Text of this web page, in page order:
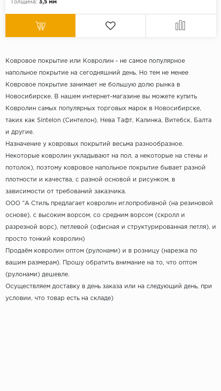
Толщина: 3,5 мм
Ковровое покрытие или Ковролин - не самое популярное
напольное покрытие на сегодняшний день. Но тем не менее
Ковровое покрытие занимает не большую долю рынка в
Новосибирске. В нашем интернет-магазине вы можете купить
Ковролин самых популярных торговых марок в Новосибирске,
таких как Sintelon (Синтелон), Нева Тафт, Калинка, Витебск, Балта
и другие.
Назначение у ковровых покрытий весьма разнообразное.
Некоторые ковролин укладывают на пол, а некоторые на стены и
потолок), поэтому ковровое напольное покрытие бывает разной
плотности и качества, с разной основой и рисунком, в
зависимости от требований заказчика.
ООО "А Стиль предлагает ковролин иглопробивной (на резиновой
основе), с высоким ворсом, со средним ворсом (скролл и
разрезной ворс), петлевой (офисная и структурированная петля), и
просто тонкий ковролин)
Продаём ковролин оптом (рулонами) и в розницу (нарезка по
вашим размерам). Прошу обратить внимание на то, что оптом
(рулонами) дешевле.
Осуществляем доставку в день заказа или на следующий день, при
условии, что товар есть на складе)